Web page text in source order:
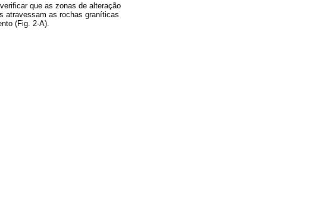
que as zonas de alteração
atravessam as rochas graníticas
(Fig. 2-A).